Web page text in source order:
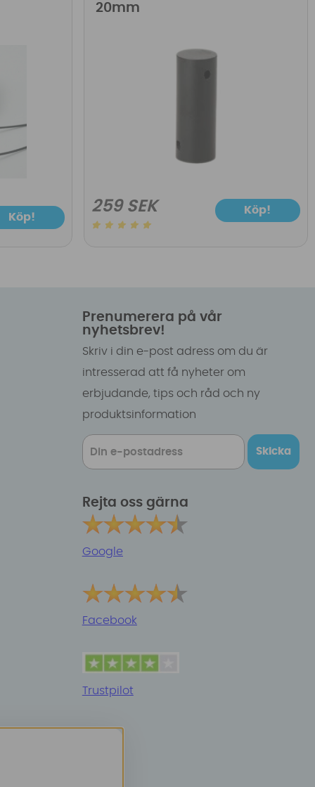
Köp!
20mm
259 SEK Köp!
Prenumerera på vår
nyhetsbrev!
Skriv i din e-post adress om du är
intresserad att få nyheter om
erbjudande, tips och råd och ny
produktsinformation
Skicka
Rejta oss gärna
Google
Facebook
Trustpilot